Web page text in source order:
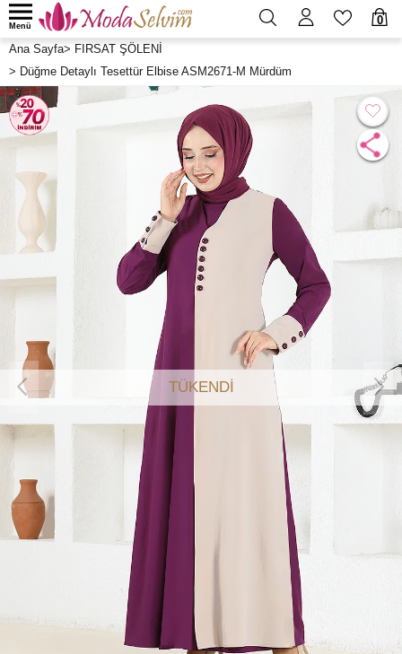
0
Menü
Ana Sayfa> FIRSAT ŞÖLENİ
> Düğme Detaylı Tesettür Elbise ASM2671-M Mürdüm
TÜKENDİ